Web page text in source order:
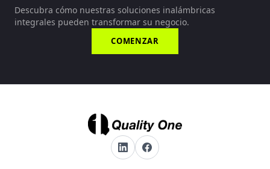
Descubra cómo nuestras soluciones inalámbricas
integrales pueden transformar su negocio.
COMENZAR